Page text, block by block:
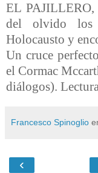
EL
del olvido los
Holocausto y
Un cruce
el Cormac
diálogos).
Francesco Spinoglio
‹